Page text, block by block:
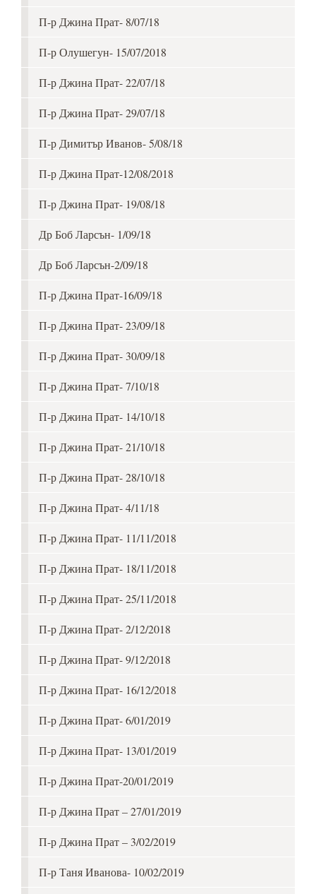
П-р Джина Прат- 8/07/18
П-р Олушегун- 15/07/2018
П-р Джина Прат- 22/07/18
П-р Джина Прат- 29/07/18
П-р Димитър Иванов- 5/08/18
П-р Джина Прат-12/08/2018
П-р Джина Прат- 19/08/18
Др Боб Ларсън- 1/09/18
Др Боб Ларсън-2/09/18
П-р Джина Прат-16/09/18
П-р Джина Прат- 23/09/18
П-р Джина Прат- 30/09/18
П-р Джина Прат- 7/10/18
П-р Джина Прат- 14/10/18
П-р Джина Прат- 21/10/18
П-р Джина Прат- 28/10/18
П-р Джина Прат- 4/11/18
П-р Джина Прат- 11/11/2018
П-р Джина Прат- 18/11/2018
П-р Джина Прат- 25/11/2018
П-р Джина Прат- 2/12/2018
П-р Джина Прат- 9/12/2018
П-р Джина Прат- 16/12/2018
П-р Джина Прат- 6/01/2019
П-р Джина Прат- 13/01/2019
П-р Джина Прат-20/01/2019
П-р Джина Прат – 27/01/2019
П-р Джина Прат – 3/02/2019
П-р Таня Иванова- 10/02/2019